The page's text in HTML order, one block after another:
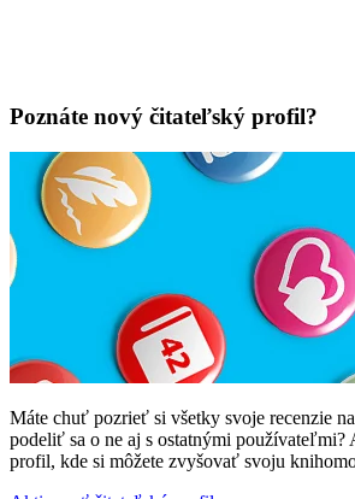
Poznáte nový čitateľský profil?
Máte chuť pozrieť si všetky svoje recenzie
podeliť sa o ne aj s ostatnými
profil, kde si môžete zvyšovať svoju